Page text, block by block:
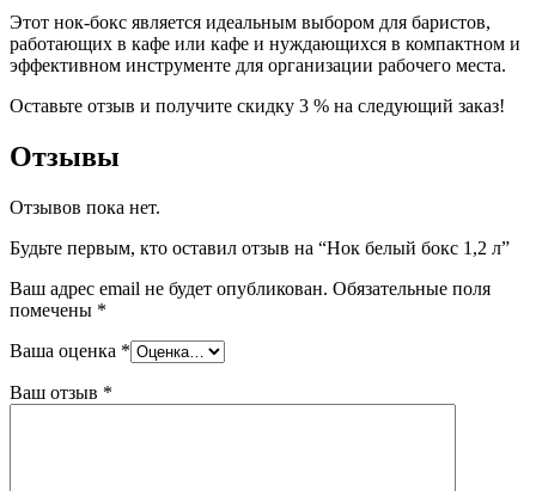
Этот нок-бокс является идеальным выбором для баристов,
работающих в кафе или кафе и нуждающихся в компактном и
эффективном инструменте для организации рабочего места.
Оставьте отзыв и получите скидку 3 % на следующий заказ!
Отзывы
Отзывов пока нет.
Будьте первым, кто оставил отзыв на “Нок белый бокс 1,2 л”
Ваш адрес email не будет опубликован. Обязательные поля
помечены *
Ваша оценка *
Ваш отзыв *